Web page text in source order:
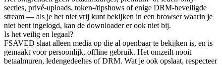
secties, privé-uploads, token-/tipshows of enige DRM-beveiligde
stream — als je het niet vrij kunt bekijken in een browser waarin je
niet bent ingelogd, kan de downloader er ook niet bij.
Is het veilig en legaal?
FSAVED slaat alleen media op die al openbaar te bekijken is, en is
gemaakt voor persoonlijk, offline gebruik. Het omzeilt nooit
betaalmuren, ledengedeeltes of DRM. Wat je ook opslaat, respecteer